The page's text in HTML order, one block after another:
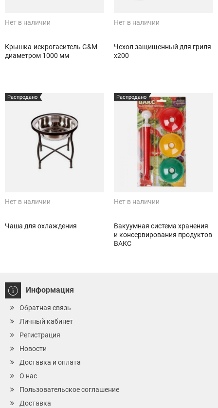
Нет в наличии
Крышка-искрогаситель G&M
диаметром 1000 мм
Нет в наличии
Чехол защищенный для гриля
x200
Распродано
Нет в наличии
Чаша для охлаждения
Распродано
Нет в наличии
Вакуумная система хранения
и консервирования продуктов
ВАКС
Информация
Обратная связь
Личный кабинет
Регистрация
Новости
Доставка и оплата
О нас
Пользовательское соглашение
Доставка